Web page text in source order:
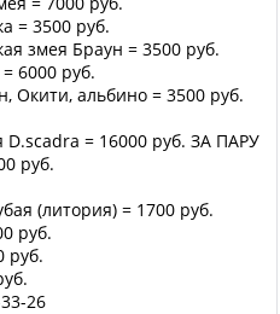
= 3500 руб.
змея Браун = 3500 руб.
6000 руб.
Окити, альбино = 3500 руб.
= 16000 руб. ЗА ПАРУ
руб.
(литория) = 1700 руб.
руб.
руб.
26